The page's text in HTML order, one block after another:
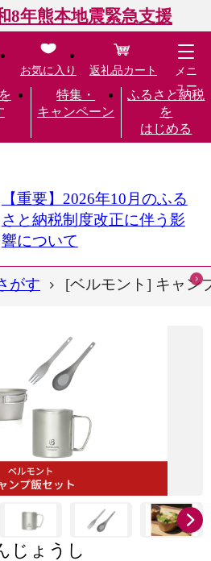
8年熊本地震緊急支援
特集・
キャンペーン
ふるさと納税
を
はじめる
お気に入り 返礼品カート
メニ
ュー
【重要】2026年10月のふる
さと納税制度改正に伴う影
響について
がす [ベルモント] キャン
じょうし